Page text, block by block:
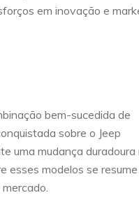
em inovação e
bem-sucedida de
sobre o Jeep
uma mudança duradoura
esses modelos se